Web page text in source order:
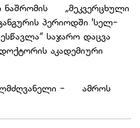
ნაშრომის „მეკვერცხული
პერიოდში 'სელ-
საჯარო დაცვა
აკადემიური
- ამროს